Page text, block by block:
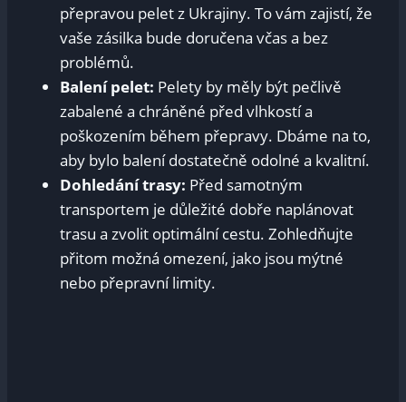
přepravou pelet z Ukrajiny. To vám zajistí, že
vaše zásilka bude doručena včas a bez
problémů.
Balení pelet: Pelety by měly být pečlivě
zabalené a chráněné před vlhkostí a
poškozením během přepravy. Dbáme na to,
aby bylo balení dostatečně odolné a kvalitní.
Dohledání trasy: Před samotným
transportem je důležité dobře naplánovat
trasu a zvolit optimální cestu. Zohledňujte
přitom možná omezení, jako jsou mýtné
nebo přepravní limity.